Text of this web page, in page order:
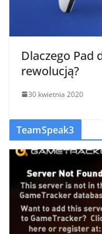
Dlaczego Pad
rewolucją?
30 kwietnia 2020
TeamSpeak3